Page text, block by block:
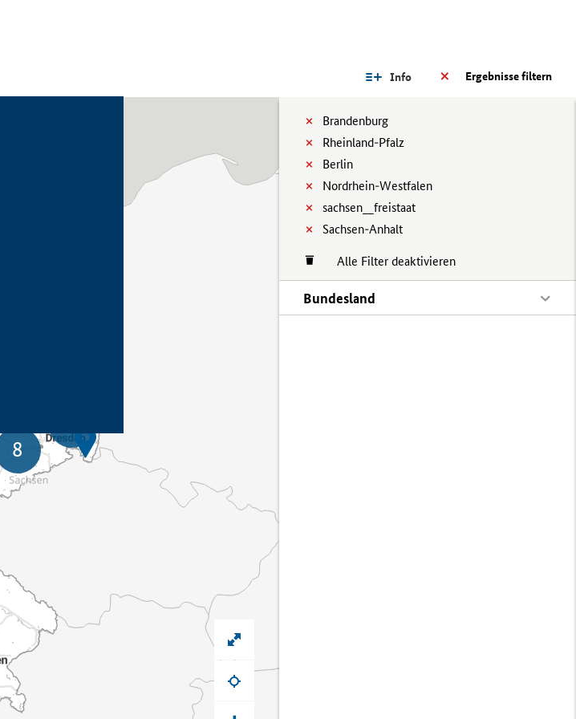
Ergebnisse filtern
Info
Brandenburg
Rheinland-Pfalz
Berlin
Nordrhein-Westfalen
sachsen__freistaat
Sachsen-Anhalt
Alle Filter deaktivieren
Bundesland